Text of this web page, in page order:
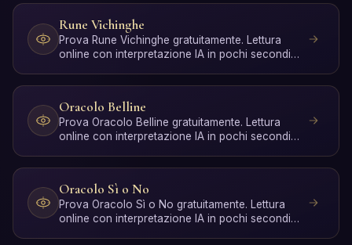
Rune Vichinghe
Prova Rune Vichinghe gratuitamente. Lettura
online con interpretazione IA in pochi secondi,
Oracolo Belline
Prova Oracolo Belline gratuitamente. Lettura
online con interpretazione IA in pochi secondi,
Oracolo Sì o No
Prova Oracolo Sì o No gratuitamente. Lettura
online con interpretazione IA in pochi secondi,